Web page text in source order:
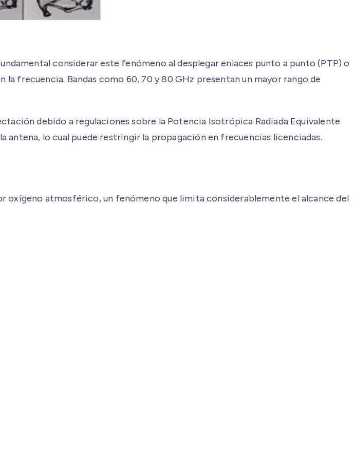
considerar este fenómeno al desplegar enlaces punto a punto (PTP) o
frecuencia. Bandas como 60, 70 y 80 GHz presentan un mayor rango de
debido a regulaciones sobre la Potencia Isotrópica Radiada Equivalente
antena, lo cual puede restringir la propagación en frecuencias licenciadas.
oxígeno atmosférico, un fenómeno que limita considerablemente el alcance del